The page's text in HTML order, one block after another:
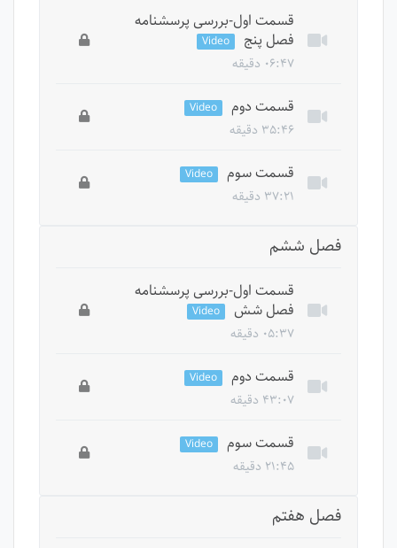
قسمت اول-بررسی پرسشنامه
فصل پنج
Video
۰۶:۴۷ دقیقه
این درس خصوصی است، برای دسترسی به تمام
درس ها باید دوره را بخرید.
قسمت دوم Video
۳۵:۴۶ دقیقه
این درس خصوصی است، برای دسترسی به تمام
درس ها باید دوره را بخرید.
قسمت سوم Video
۳۷:۲۱ دقیقه
درس ها باید دوره را بخرید.
فصل ششم
قسمت اول-بررسی پرسشنامه
فصل شش
Video
۰۵:۳۷ دقیقه
این درس خصوصی است، برای دسترسی به تمام
درس ها باید دوره را بخرید.
قسمت دوم Video
۴۳:۰۷ دقیقه
این درس خصوصی است، برای دسترسی به تمام
درس ها باید دوره را بخرید.
قسمت سوم Video
۲۱:۴۵ دقیقه
درس ها باید دوره را بخرید.
فصل هفتم